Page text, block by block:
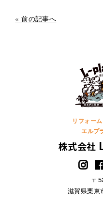
« 前の記事へ
リフォー
エルプ
株式会社
〒
滋賀県栗東